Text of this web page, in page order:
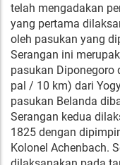
telah mengadakan
yang pertama
oleh pasukan yang
Serangan ini
pasukan Diponegoro
pal / 10 km) dari
pasukan Belanda
Serangan kedua
1825 dengan
Kolonel Achenbach.